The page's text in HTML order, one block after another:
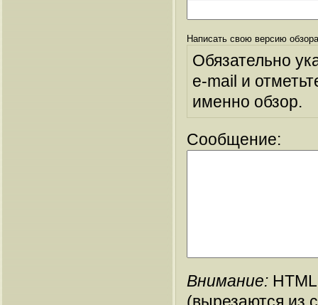
Написать свою версию
Обязательно
e-mail и
именно обзор.
Сообщение:
Внимание: